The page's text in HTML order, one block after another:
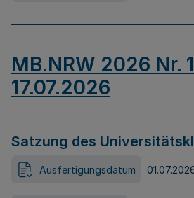
MB.NRW 2026 Nr.
17.07.2026
Satzung des
Ausfertigungsdatum